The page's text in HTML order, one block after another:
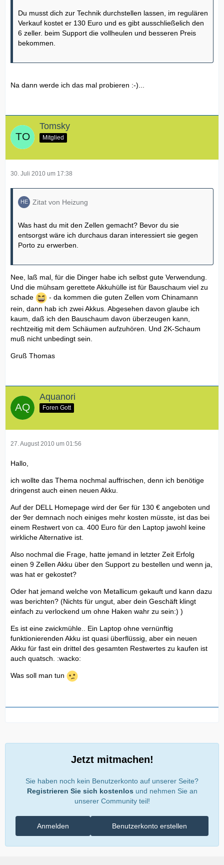
Du musst dich zur Technik durchstellen lassen, im regulären
Verkauf kostet er 130 Euro und es gibt ausschließelich den
6 zeller. beim Support die vollheulen und besseren Preis
bekommen.
Na dann werde ich das mal probieren :-)...
Tomsky
Mitglied
30. Juli 2010 um 17:38
Zitat von Heizung
Was hast du mit den Zellen gemacht? Bevor du sie
entsorgst wäre ich durchaus daran interessiert sie gegen
Porto zu erwerben.
Nee, laß mal, für die Dinger habe ich selbst gute Verwendung.
Und die mühsam gerettete Akkuhülle ist für Bauschaum viel zu
schade
- da kommen die guten Zellen vom Chinamann
rein, dann hab ich zwei Akkus. Abgesehen davon glaube ich
kaum, daß ich den Bauschaum davon überzeugen kann,
rechtzeitig mit dem Schäumen aufzuhören. Und 2K-Schaum
muß nicht unbedingt sein.
Gruß Thomas
Aquanori
Foren Gott
27. August 2010 um 01:56
Hallo,
ich wollte das Thema nochmal auffrischen, denn ich benötige
dringenst auch einen neuen Akku.
Auf der DELL Homepage wird der 6er für 130 € angeboten und
der 9er demnach noch einiges mehr kosten müsste, ist das bei
einem Restwert von ca. 400 Euro für den Laptop jawohl keine
wirkliche Alternative ist.
Also nochmal die Frage, hatte jemand in letzter Zeit Erfolg
einen 9 Zellen Akku über den Support zu bestellen und wenn ja,
was hat er gekostet?
Oder hat jemand welche von Metallicum gekauft und kann dazu
was berichten? (Nichts für ungut, aber dein Geschäft klingt
einfach zu verlockend um ohne Haken wahr zu sein:) )
Es ist eine zwickmühle.. Ein Laptop ohne vernünftig
funktionierenden Akku ist quasi überflüssig, aber ein neuen
Akku für fast ein drittel des gesamten Restwertes zu kaufen ist
auch quatsch. :wacko:
Was soll man tun
Jetzt mitmachen!
Sie haben noch kein Benutzerkonto auf unserer Seite?
Registrieren Sie sich kostenlos und nehmen Sie an
unserer Community teil!
Benutzerkonto erstellen
Anmelden